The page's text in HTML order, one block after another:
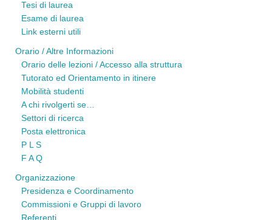
Tesi di laurea
Esame di laurea
Link esterni utili
Orario / Altre Informazioni
Orario delle lezioni / Accesso alla struttura
Tutorato ed Orientamento in itinere
Mobilità studenti
A chi rivolgerti se…
Settori di ricerca
Posta elettronica
P L S
F A Q
Organizzazione
Presidenza e Coordinamento
Commissioni e Gruppi di lavoro
Referenti